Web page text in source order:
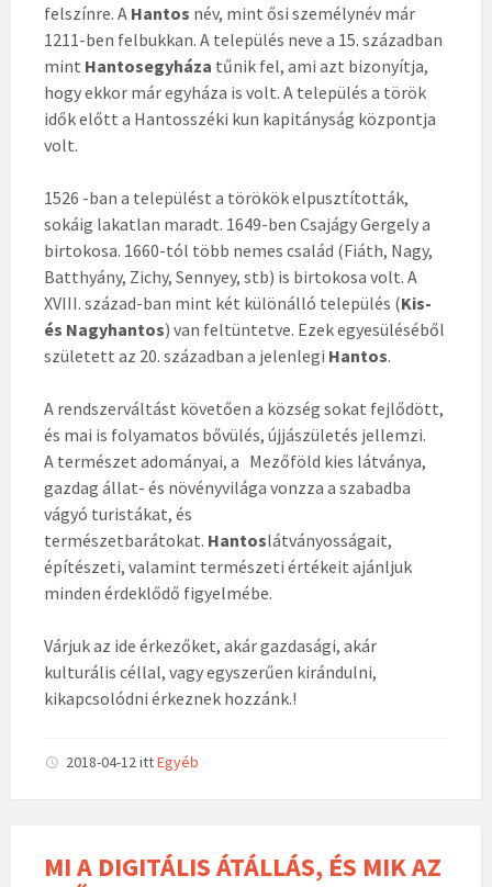
felszínre. A Hantos név, mint ősi személynév már
1211-ben felbukkan. A település neve a 15. században
mint Hantosegyháza tűnik fel, ami azt bizonyítja,
hogy ekkor már egyháza is volt. A település a török
idők előtt a Hantosszéki kun kapitányság központja
volt.
1526 -ban a települést a törökök elpusztították,
sokáig lakatlan maradt. 1649-ben Csajágy Gergely a
birtokosa. 1660-tól több nemes család (Fiáth, Nagy,
Batthyány, Zichy, Sennyey, stb) is birtokosa volt. A
XVIII. század-ban mint két különálló település (Kis-
és Nagyhantos) van feltüntetve. Ezek egyesüléséből
született az 20. században a jelenlegi Hantos.
A rendszerváltást követően a község sokat fejlődött,
és mai is folyamatos bővülés, újjászületés jellemzi.
A természet adományai, a Mezőföld kies látványa,
gazdag állat- és növényvilága vonzza a szabadba
vágyó turistákat, és
természetbarátokat. Hantoslátványosságait,
építészeti, valamint természeti értékeit ajánljuk
minden érdeklődő figyelmébe.
Várjuk az ide érkezőket, akár gazdasági, akár
kulturális céllal, vagy egyszerűen kirándulni,
kikapcsolódni érkeznek hozzánk.!
2018-04-12ittEgyéb
MI A DIGITÁLIS ÁTÁLLÁS, ÉS MIK AZ